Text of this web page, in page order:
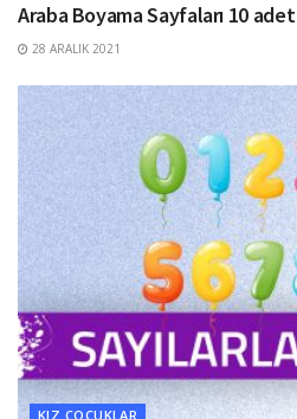
Araba Boyama Sayfaları 10 adet
28 ARALIK 2021
KIZ ÇOCUKLAR